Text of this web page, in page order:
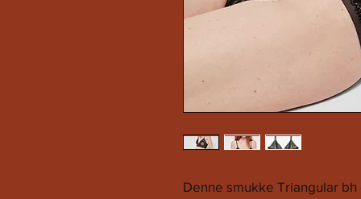
Denne smukke Triangular